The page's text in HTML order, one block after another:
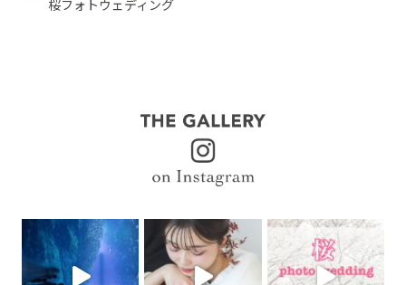
桜フォトウェディング